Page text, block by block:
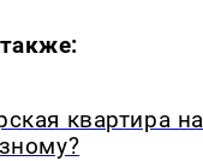
квартира